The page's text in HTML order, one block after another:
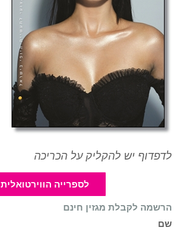
לדפדוף יש להקליק על הכריכה
לספרייה הווירטואלית
הרשמה לקבלת מגזין חינם
שם